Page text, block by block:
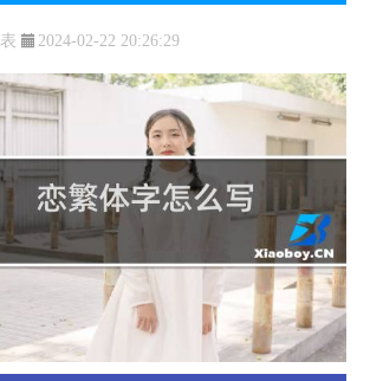
2024-02-22 20:26:29